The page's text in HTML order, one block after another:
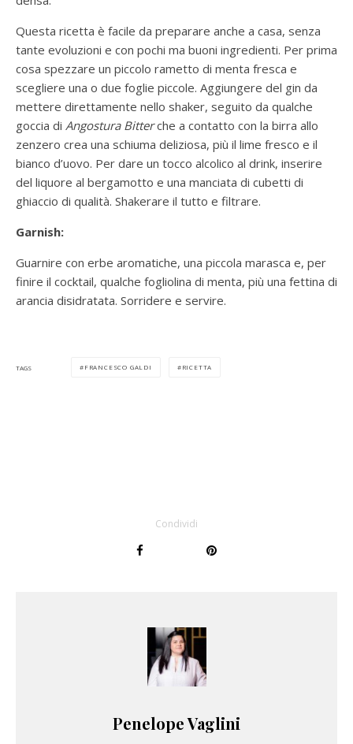
Questa ricetta è facile da preparare anche a casa, senza
tante evoluzioni e con pochi ma buoni ingredienti. Per prima
cosa spezzare un piccolo rametto di menta fresca e
scegliere una o due foglie piccole. Aggiungere del gin da
mettere direttamente nello shaker, seguito da qualche
goccia di Angostura Bitterche a contatto con la birra allo
zenzero crea una schiuma deliziosa, più il lime fresco e il
bianco d’uovo. Per dare un tocco alcolico al drink, inserire
del liquore al bergamotto e una manciata di cubetti di
ghiaccio di qualità. Shakerare il tutto e filtrare.
Garnish:
Guarnire con erbe aromatiche, una piccola marasca e, per
finire il cocktail, qualche fogliolina di menta, più una fettina di
arancia disidratata. Sorridere e servire.
TAGS FRANCESCO GALDI RICETTA
Condividi
Penelope Vaglini